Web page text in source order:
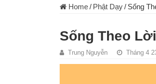
Home/ Phật Dạy/ Sống
Sống Theo
Trung Nguyễn Tháng 4